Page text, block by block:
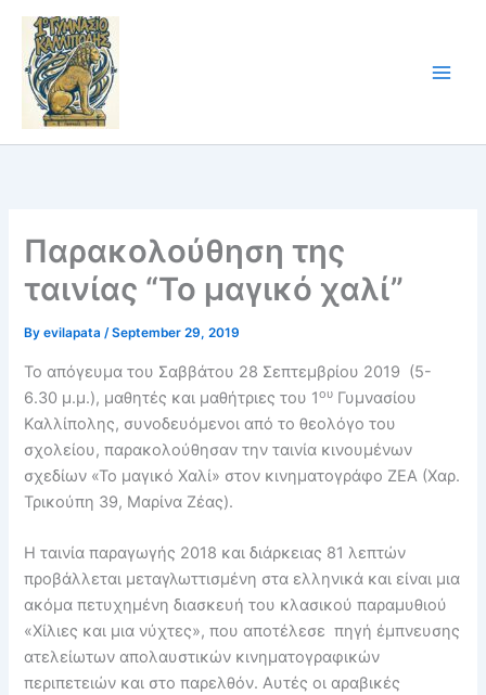
Skip
content
Παρακολούθηση της
ταινίας “Το μαγικό χαλί”
Byevilapata/September 29, 2019
Το απόγευμα του Σαββάτου 28 Σεπτεμβρίου 2019 (5-
6.30 μ.μ.), μαθητές και μαθήτριες του 1ου Γυμνασίου
Καλλίπολης, συνοδευόμενοι από το θεολόγο του
σχολείου, παρακολούθησαν την ταινία κινουμένων
σχεδίων «Το μαγικό Χαλί» στον κινηματογράφο ΖΕΑ (Χαρ.
Τρικούπη 39, Μαρίνα Ζέας).
Η ταινία παραγωγής 2018 και διάρκειας 81 λεπτών
προβάλλεται μεταγλωττισμένη στα ελληνικά και είναι μια
ακόμα πετυχημένη διασκευή του κλασικού παραμυθιού
«Χίλιες και μια νύχτες», που αποτέλεσε πηγή έμπνευσης
ατελείωτων απολαυστικών κινηματογραφικών
περιπετειών και στο παρελθόν. Αυτές οι αραβικές